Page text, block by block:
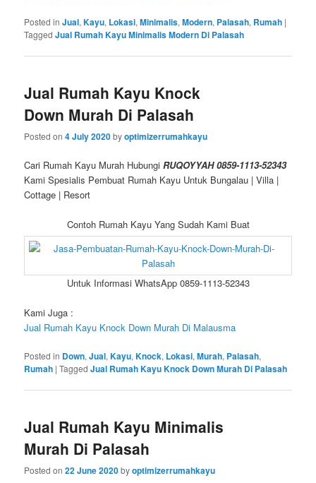
Posted in Jual,Kayu, Lokasi,Minimalis,Modern, Palasah, Rumah |
Tagged Jual Rumah Kayu Minimalis Modern Di Palasah
Jual Rumah Kayu Knock
Down Murah Di Palasah
Posted on4 July 2020byoptimizerrumahkayu
Cari Rumah Kayu Murah HubungiRUQOYYAH 0859-1113-52343
Kami Spesialis Pembuat Rumah Kayu Untuk Bungalau | Villa |
Cottage | Resort
Contoh Rumah Kayu Yang Sudah Kami Buat
Untuk Informasi WhatsApp 0859-1113-52343
Kami Juga :
Jual Rumah Kayu Knock Down Murah Di Malausma
Posted in Down,Jual,Kayu,Knock, Lokasi,Murah, Palasah,
Rumah |Tagged Jual Rumah Kayu Knock Down Murah Di Palasah
Jual Rumah Kayu Minimalis
Murah Di Palasah
Posted on22 June 2020byoptimizerrumahkayu